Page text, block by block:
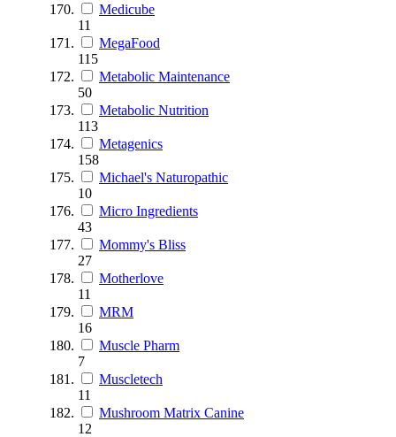
Medicube
11
MegaFood
115
Metabolic Maintenance
50
Metabolic Nutrition
113
Metagenics
158
Michael's Naturopathic
10
Micro Ingredients
43
Mommy's Bliss
27
Motherlove
11
MRM
16
Muscle Pharm
7
Muscletech
11
Mushroom Matrix Canine
12